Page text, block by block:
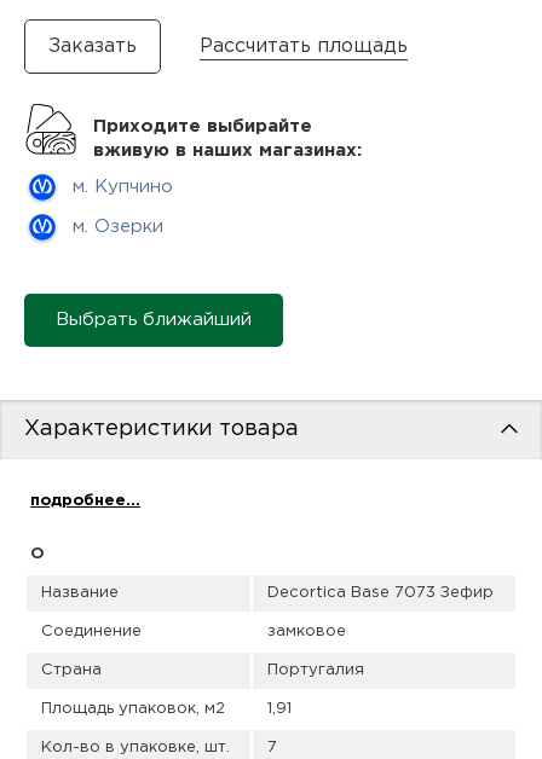
Рассчитать площадь
Приходите выбирайте
вживую в наших магазинах:
м. Купчино
м. Озерки
Выбрать ближайший
Характеристики товара
подробнее...
О
Название Decortica Base 7073 Зефир
Соединение замковое
Страна Португалия
Площадь упаковок, м2 1,91
Кол-во в упаковке, шт. 7